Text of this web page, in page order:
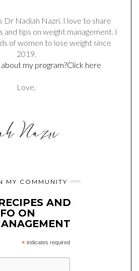
Dr Nadiah Nazri. I love to share
and tips on weight management. I
of women to lose weight since
2019.
my program?Click here
Love,
MY COMMUNITY
AND
ON
*indicates required